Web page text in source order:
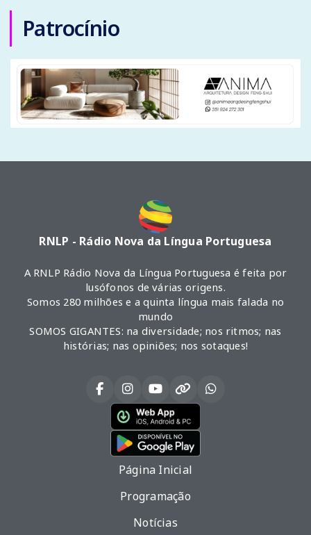
Patrocínio
RNLP - Rádio Nova da Língua Portuguesa
A RNLP Rádio Nova da Língua Portuguesa é feita por
lusófonos de várias origens.
Somos 280 milhões e a quinta língua mais falada no
mundo
SOMOS GIGANTES: na diversidade; nos ritmos; nas
histórias; nas opiniões; nos sotaques!
Página Inicial
Programação
Notícias